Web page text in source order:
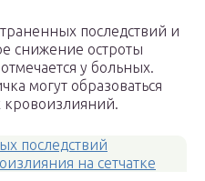
последствий и
снижение остроты
у больных.
могут образоваться